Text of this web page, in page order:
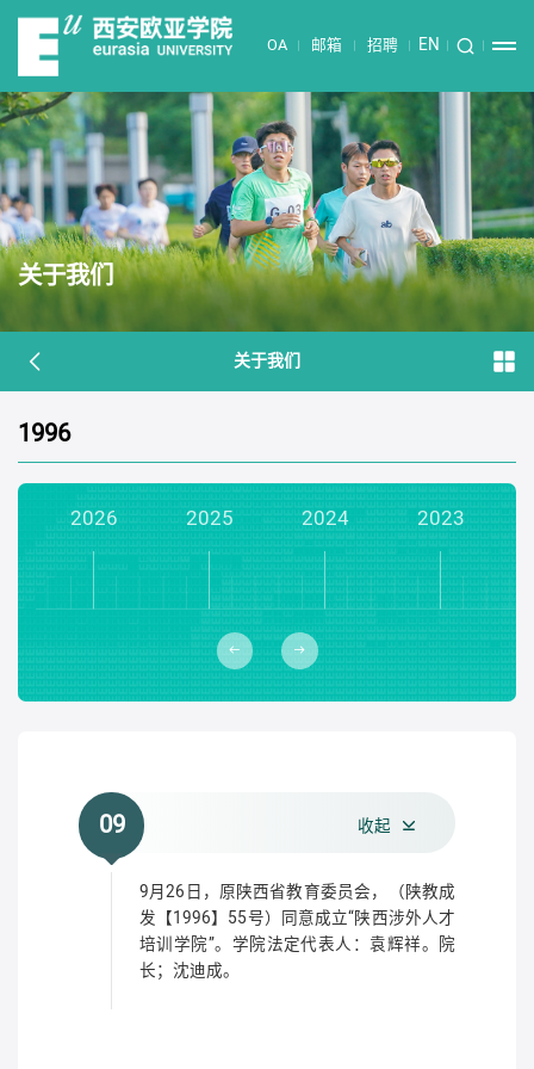
OA 邮箱 招聘 EN
关于我们
关于我们
1996
2026 2025 2024 2023
09 收起
9月26日，原陕西省教育委员会，（陕教成
发【1996】55号）同意成立“陕西涉外人才
培训学院”。学院法定代表人：袁辉祥。院
长；沈迪成。